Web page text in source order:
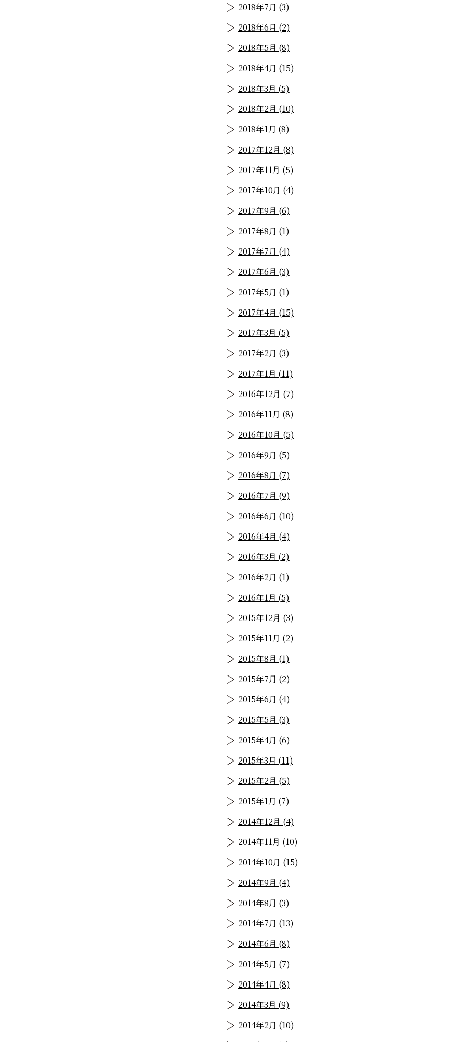
2018年7月 (3)
2018年6月 (2)
2018年5月 (8)
2018年4月 (15)
2018年3月 (5)
2018年2月 (10)
2018年1月 (8)
2017年12月 (8)
2017年11月 (5)
2017年10月 (4)
2017年9月 (6)
2017年8月 (1)
2017年7月 (4)
2017年6月 (3)
2017年5月 (1)
2017年4月 (15)
2017年3月 (5)
2017年2月 (3)
2017年1月 (11)
2016年12月 (7)
2016年11月 (8)
2016年10月 (5)
2016年9月 (5)
2016年8月 (7)
2016年7月 (9)
2016年6月 (10)
2016年4月 (4)
2016年3月 (2)
2016年2月 (1)
2016年1月 (5)
2015年12月 (3)
2015年11月 (2)
2015年8月 (1)
2015年7月 (2)
2015年6月 (4)
2015年5月 (3)
2015年4月 (6)
2015年3月 (11)
2015年2月 (5)
2015年1月 (7)
2014年12月 (4)
2014年11月 (10)
2014年10月 (15)
2014年9月 (4)
2014年8月 (3)
2014年7月 (13)
2014年6月 (8)
2014年5月 (7)
2014年4月 (8)
2014年3月 (9)
2014年2月 (10)